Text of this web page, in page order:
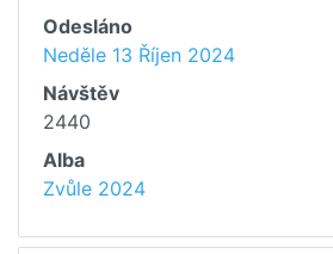
Odesláno
Neděle 13 Říjen 2024
Návštěv
2440
Alba
Zvůle 2024